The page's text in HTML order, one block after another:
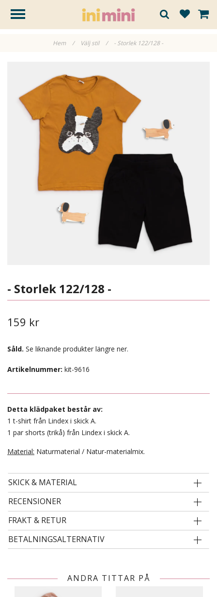
Hem / Välj stil / - Storlek 122/128 -
- Storlek 122/128 -
159 kr
Såld. Se liknande produkter längre ner.
Artikelnummer: kit-9616
Detta klädpaket består av:
1 t-shirt från Lindex i skick A.
1 par shorts (trikå) från Lindex i skick A.
Material: Naturmaterial / Natur-materialmix.
SKICK & MATERIAL
RECENSIONER
FRAKT & RETUR
BETALNINGSALTERNATIV
ANDRA TITTAR PÅ